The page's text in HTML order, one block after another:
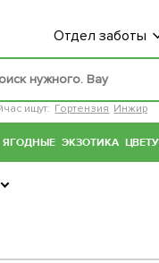
Отдел заботы
ищут: Гортензия Инжир
ЯГОДНЫЕ ЭКЗОТИКА